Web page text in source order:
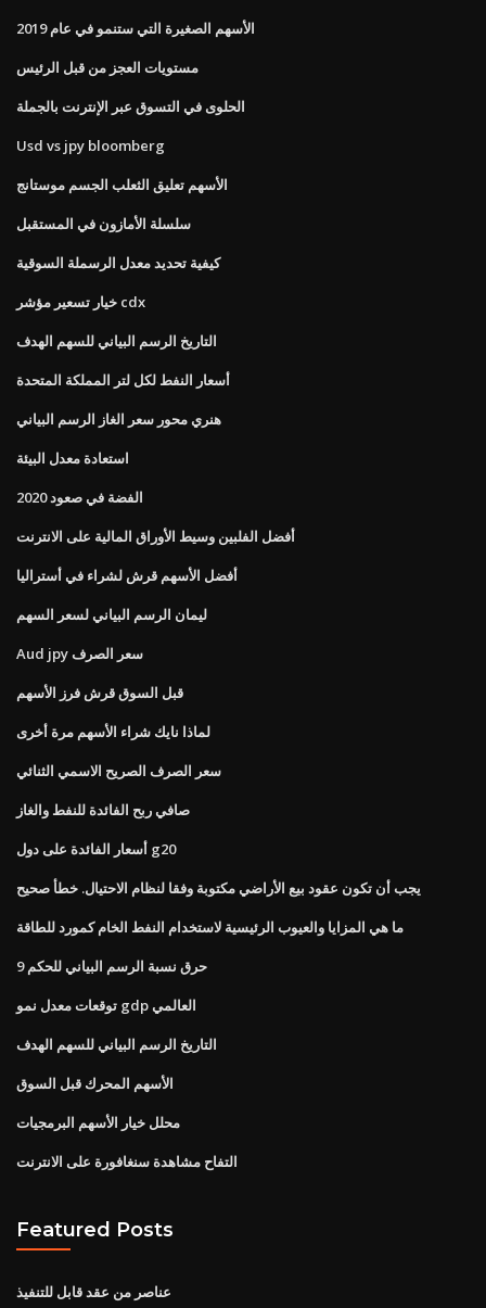
الأسهم الصغيرة التي ستنمو في عام 2019
مستويات العجز من قبل الرئيس
الحلوى في التسوق عبر الإنترنت بالجملة
Usd vs jpy bloomberg
الأسهم تعليق الثعلب الجسم موستانج
سلسلة الأمازون في المستقبل
كيفية تحديد معدل الرسملة السوقية
خيار تسعير مؤشر cdx
التاريخ الرسم البياني للسهم الهدف
أسعار النفط لكل لتر المملكة المتحدة
هنري محور سعر الغاز الرسم البياني
استعادة معدل البيئة
الفضة في صعود 2020
أفضل الفلبين وسيط الأوراق المالية على الانترنت
أفضل الأسهم قرش لشراء في أستراليا
ليمان الرسم البياني لسعر السهم
Aud jpy سعر الصرف
قبل السوق قرش فرز الأسهم
لماذا نايك شراء الأسهم مرة أخرى
سعر الصرف الصريح الاسمي الثنائي
صافي ربح الفائدة للنفط والغاز
أسعار الفائدة على دول g20
يجب أن تكون عقود بيع الأراضي مكتوبة وفقا لنظام الاحتيال. خطأ صحيح
ما هي المزايا والعيوب الرئيسية لاستخدام النفط الخام كمورد للطاقة
حرق نسبة الرسم البياني للحكم 9
توقعات معدل نمو gdp العالمي
التاريخ الرسم البياني للسهم الهدف
الأسهم المحرك قبل السوق
محلل خيار الأسهم البرمجيات
التفاح مشاهدة سنغافورة على الانترنت
Featured Posts
عناصر من عقد قابل للتنفيذ